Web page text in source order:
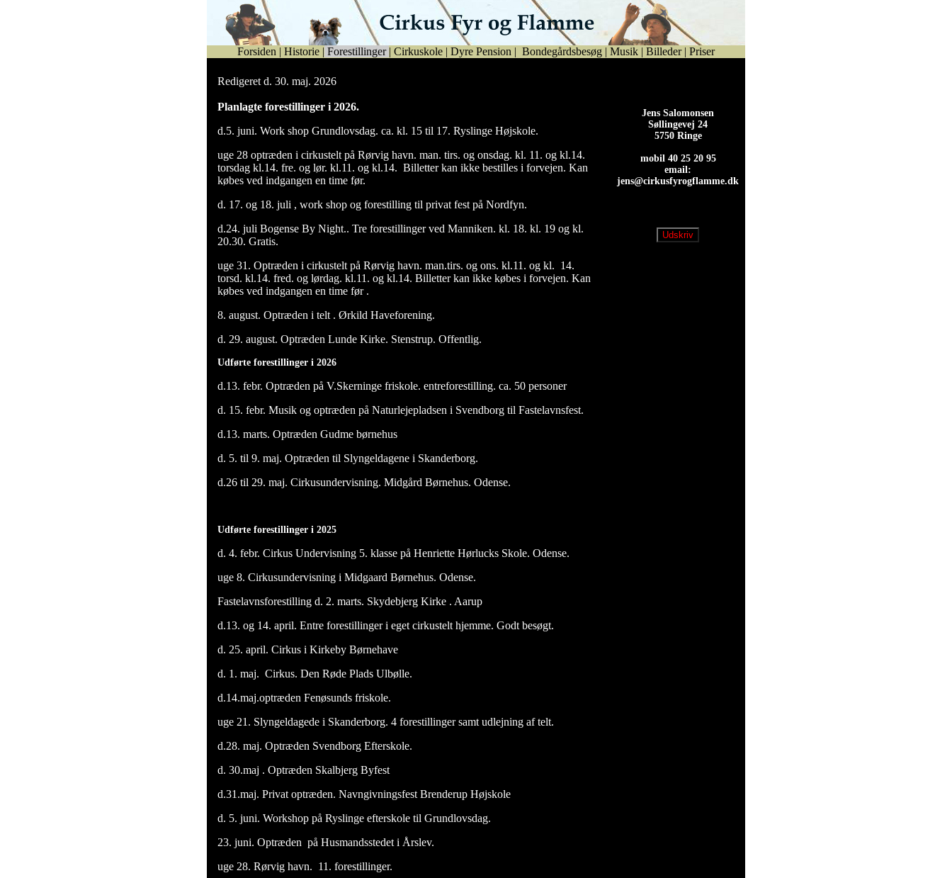
Forsiden | Historie | Forestillinger | Cirkuskole | Dyre Pension | Bondegårdsbesøg | Musik | Billeder | Priser
Redigeret d. 30. maj. 2026
Planlagte forestillinger i 2026.
d.5. juni. Work shop Grundlovsdag. ca. kl. 15 til 17. Ryslinge Højskole.
uge 28 optræden i cirkustelt på Rørvig havn. man. tirs. og onsdag. kl. 11. og kl.14.
torsdag kl.14. fre. og lør. kl.11. og kl.14. Billetter kan ikke bestilles i forvejen. Kan
købes ved indgangen en time før.
d. 17. og 18. juli , work shop og forestilling til privat fest på Nordfyn.
d.24. juli Bogense By Night.. Tre forestillinger ved Manniken. kl. 18. kl. 19 og kl.
20.30. Gratis.
uge 31. Optræden i cirkustelt på Rørvig havn. man.tirs. og ons. kl.11. og kl. 14.
torsd. kl.14. fred. og lørdag. kl.11. og kl.14. Billetter kan ikke købes i forvejen. Kan
købes ved indgangen en time før .
8. august. Optræden i telt . Ørkild Haveforening.
d. 29. august. Optræden Lunde Kirke. Stenstrup. Offentlig.
Udførte forestillinger i 2026
d.13. febr. Optræden på V.Skerninge friskole. entreforestilling. ca. 50 personer
d. 15. febr. Musik og optræden på Naturlejepladsen i Svendborg til Fastelavnsfest.
d.13. marts. Optræden Gudme børnehus
d. 5. til 9. maj. Optræden til Slyngeldagene i Skanderborg.
d.26 til 29. maj. Cirkusundervisning. Midgård Børnehus. Odense.
Udførte forestillinger i 2025
d. 4. febr. Cirkus Undervisning 5. klasse på Henriette Hørlucks Skole. Odense.
uge 8. Cirkusundervisning i Midgaard Børnehus. Odense.
Fastelavnsforestilling d. 2. marts. Skydebjerg Kirke . Aarup
d.13. og 14. april. Entre forestillinger i eget cirkustelt hjemme. Godt besøgt.
d. 25. april. Cirkus i Kirkeby Børnehave
d. 1. maj. Cirkus. Den Røde Plads Ulbølle.
d.14.maj.optræden Fenøsunds friskole.
uge 21. Slyngeldagede i Skanderborg. 4 forestillinger samt udlejning af telt.
d.28. maj. Optræden Svendborg Efterskole.
d. 30.maj . Optræden Skalbjerg Byfest
d.31.maj. Privat optræden. Navngivningsfest Brenderup Højskole
d. 5. juni. Workshop på Ryslinge efterskole til Grundlovsdag.
23. juni. Optræden på Husmandsstedet i Årslev.
uge 28. Rørvig havn. 11. forestillinger.
Jens Salomonsen
Søllingevej 24
5750 Ringe
mobil 40 25 20 95
email:
jens@cirkusfyrogflamme.dk